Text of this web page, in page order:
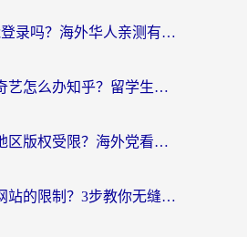
12123在国外能登录吗？海外华人亲测有效的回国加速器选择指南
海外看不了爱奇艺怎么办知乎？留学生亲测有效的回国加速方案
央视影音当前地区版权受限？海外党看国内剧、追电视台的终极解决方案
海外访问国内网站的限制？3步教你无缝解锁国内资源（附实测最优工具）